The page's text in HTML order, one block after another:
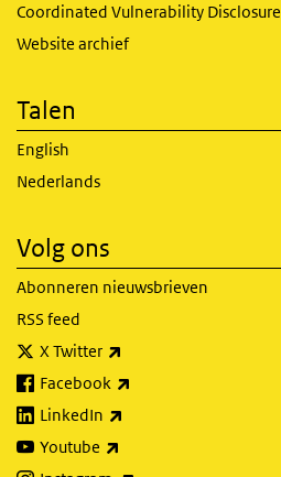
Coordinated Vulnerability Disclosure
Website archief
Talen
English
Nederlands
Volg ons
Abonneren nieuwsbrieven
RSS feed
X Twitter
Facebook
LinkedIn
Youtube